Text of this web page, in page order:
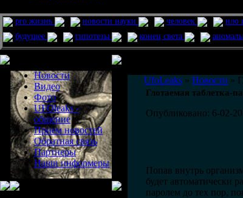
pro жизнь новости науки человек нло
будущее
гипотезы конец света
Новости
Видео
Фото
UFOleaks -
общение
Прием новостей
Обратная связь
Партнеры
Наши информеры
UfoLeaks » Новости »
Глотаемая таблетка-
Опубликовано: 6-02-
Попав внутрь
будет автоматически
паролем до тех пор,